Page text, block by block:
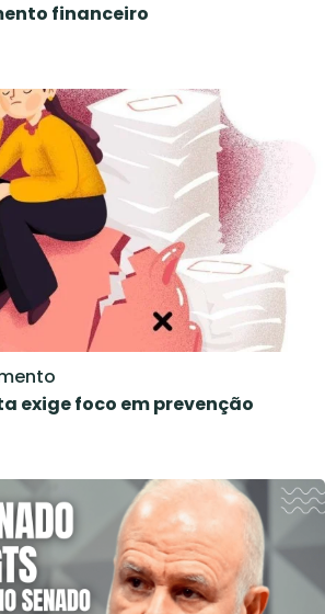
financeiro
exige foco em prevenção